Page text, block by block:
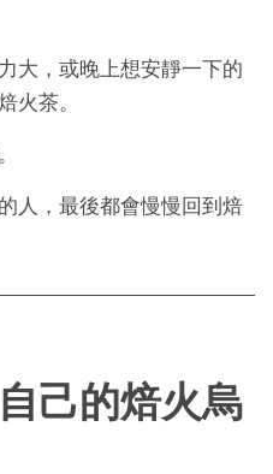
大，或晚上想安靜一下的
火茶。
人，最後都會慢慢回到焙
己的焙火烏